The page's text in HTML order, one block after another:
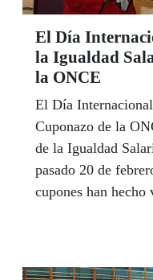
El Día
la Igualdad
la ONCE
El Día
Cuponazo de la
de la Igualdad
pasado 20 de
cupones han hecho